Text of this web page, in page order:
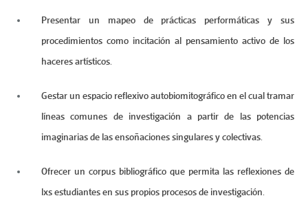
Presentar un mapeo de prácticas performáticas y sus
procedimientos como incitación al pensamiento activo de los
haceres artísticos.
Gestar un espacio reflexivo autobiomitográfico en el cual tramar
líneas comunes de investigación a partir de las potencias
imaginarias de las ensoñaciones singulares y colectivas.
Ofrecer un corpus bibliográfico que permita las reflexiones de
lxs estudiantes en sus propios procesos de investigación.